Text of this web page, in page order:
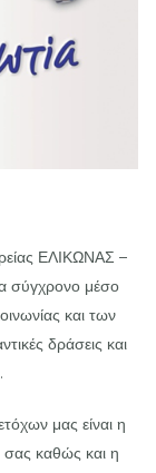
ΕΛΙΚΩΝΑΣ –
μέσο
και των
δράσεις και
μας είναι η
καθώς και η